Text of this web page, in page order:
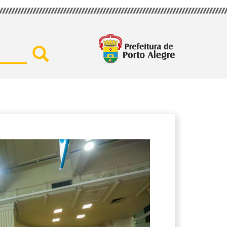
Buscar por secretaria,